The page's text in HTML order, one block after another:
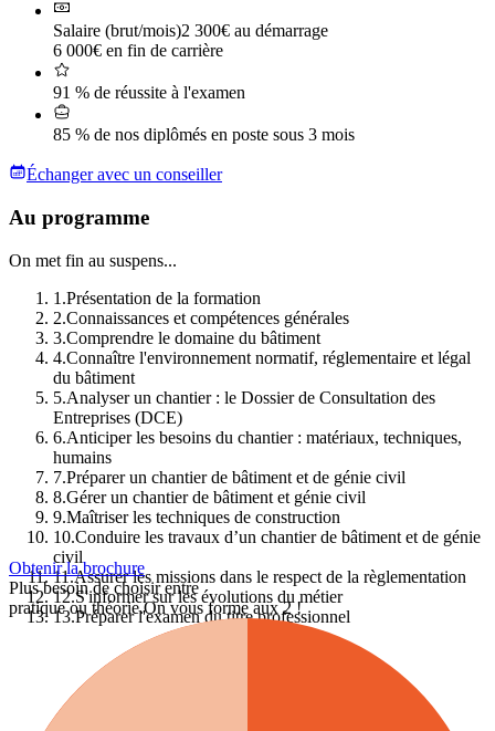
Salaire (brut/mois)2 300€ au démarrage
6 000€ en fin de carrière
91 % de réussite à l'examen
85 % de nos diplômés en poste sous 3 mois
Échanger avec un conseiller
Au programme
On met fin au suspens...
1 .Présentation de la formation
2.Connaissances et compétences générales
3.Comprendre le domaine du bâtiment
4.Connaître l'environnement normatif, réglementaire et légal
du bâtiment
5.Analyser un chantier : le Dossier de Consultation des
Entreprises (DCE)
6.Anticiper les besoins du chantier : matériaux, techniques,
humains
7.Préparer un chantier de bâtiment et de génie civil
8.Gérer un chantier de bâtiment et génie civil
9.Maîtriser les techniques de construction
10.Conduire les travaux d’un chantier de bâtiment et de génie
civil
11.Assurer les missions dans le respect de la règlementation
12.S'informer sur les évolutions du métier
13.Préparer l'examen du titre professionnel
Obtenir la brochure
Plus besoin de choisir entre
pratique ou théorie.On vous forme aux 2 !